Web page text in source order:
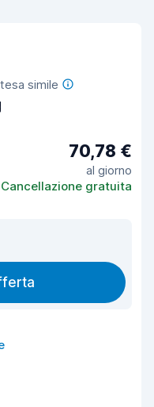
simile
70,78 €
al giorno
Cancellazione gratuita